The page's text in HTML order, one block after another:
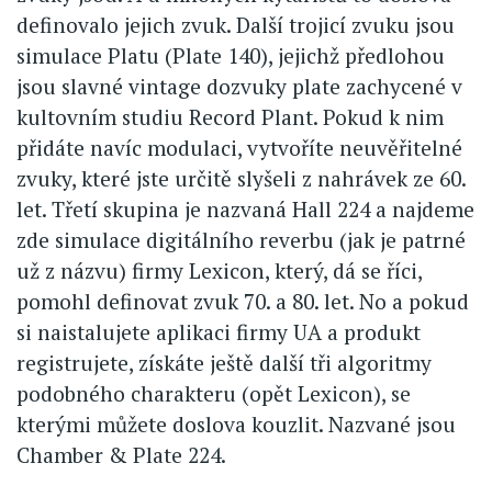
definovalo jejich zvuk. Další trojicí zvuku jsou
simulace Platu (Plate 140), jejichž předlohou
jsou slavné vintage dozvuky plate zachycené v
kultovním studiu Record Plant. Pokud k nim
přidáte navíc modulaci, vytvoříte neuvěřitelné
zvuky, které jste určitě slyšeli z nahrávek ze 60.
let. Třetí skupina je nazvaná Hall 224 a najdeme
zde simulace digitálního reverbu (jak je patrné
už z názvu) firmy Lexicon, který, dá se říci,
pomohl definovat zvuk 70. a 80. let. No a pokud
si naistalujete aplikaci firmy UA a produkt
registrujete, získáte ještě další tři algoritmy
podobného charakteru (opět Lexicon), se
kterými můžete doslova kouzlit. Nazvané jsou
Chamber & Plate 224.